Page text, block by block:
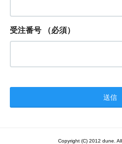
受注番号 （必須）
Copyright (C) 2012 dune.